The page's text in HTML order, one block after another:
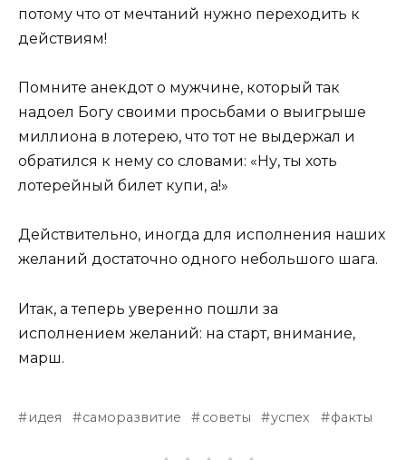
потому что от мечтаний нужно переходить к
действиям!
Помните анекдот о мужчине, который так
надоел Богу своими просьбами о выигрыше
миллиона в лотерею, что тот не выдержал и
обратился к нему со словами: «Ну, ты хоть
лотерейный билет купи, а!»
Действительно, иногда для исполнения наших
желаний достаточно одного небольшого шага.
Итак, а теперь уверенно пошли за
исполнением желаний: на старт, внимание,
марш.
идея саморазвитие советы успех факты